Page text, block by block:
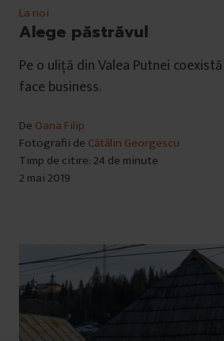
La noi
Alege păstrăvul
Pe o uliță din Valea Putnei
face business.
De Oana Filip
Fotografii de Cătălin Georgescu
Timp de citire: 24 de minute
2 mai 2019